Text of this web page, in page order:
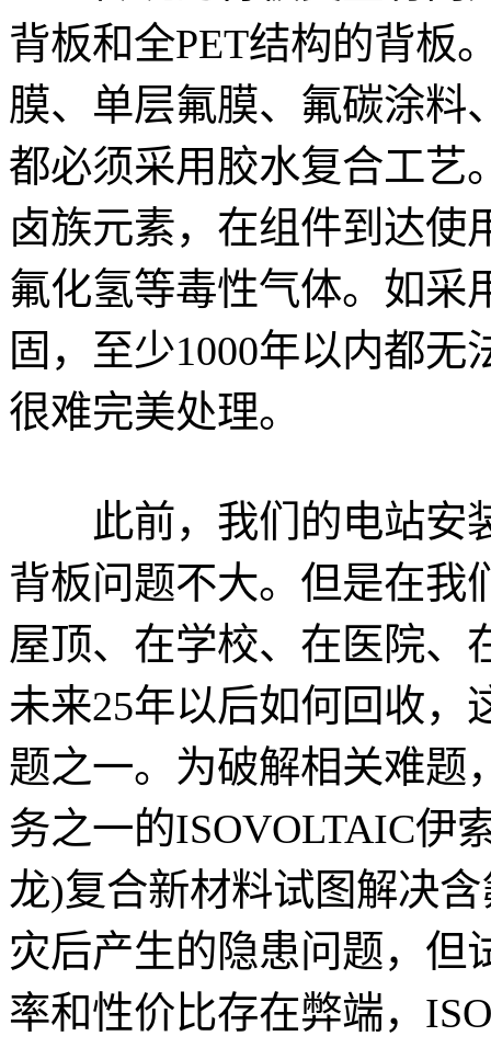
背板和全PET结构的背板
膜、单层氟膜、氟碳涂料
都必须采用胶水复合工艺
卤族元素，在组件到达使
氟化氢等毒性气体。如采
固，至少1000年以内都
很难完美处理。
此前，我们的电站安
背板问题不大。但是在我
屋顶、在学校、在医院、
未来25年以后如何回收，
题之一。为破解相关难题
务之一的ISOVOLTAIC伊
龙)复合新材料试图解决
灾后产生的隐患问题，但
率和性价比存在弊端，